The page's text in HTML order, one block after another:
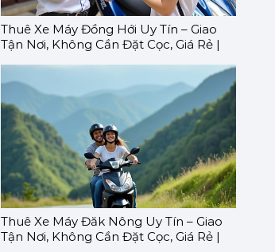
Thuê Xe Máy Đồng Hới Uy Tín – Giao
Tận Nơi, Không Cần Đặt Cọc, Giá Rẻ |
Thuê Xe Máy Đăk Nông Uy Tín – Giao
Tận Nơi, Không Cần Đặt Cọc, Giá Rẻ |